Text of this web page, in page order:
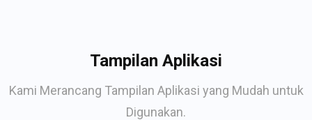
Tampilan Aplikasi
Kami Merancang Tampilan Aplikasi yang Mudah untuk
Digunakan.